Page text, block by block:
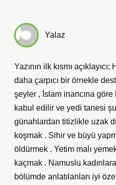
Yalaz
Yazının ilk kısmı
daha çarpıcı bir örnekle
şeyler , İslam inancına
kabul edilir ve yedi tanesi
günahlardan titizlikle uzak
koşmak . Sihir ve büyü
öldürmek . Yetim malı
kaçmak . Namuslu
bölümde anlatılanları iyi